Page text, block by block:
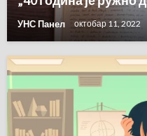
УНС Панел октобар 11, 2022